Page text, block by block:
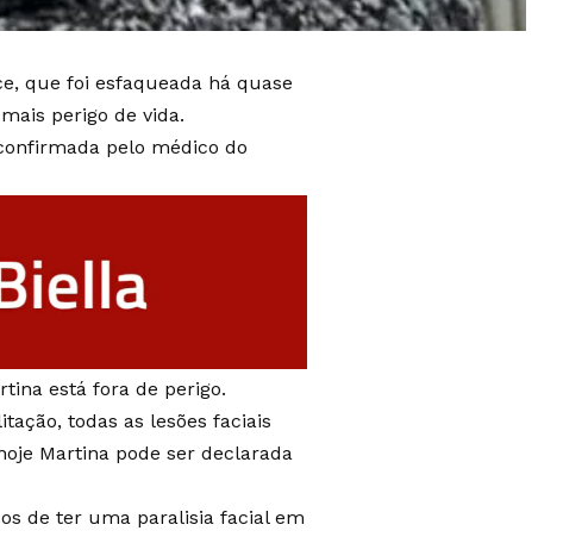
que foi esfaqueada há quase
perigo de vida.
pelo médico do
está fora de perigo.
todas as lesões faciais
Martina pode ser declarada
de ter uma paralisia facial em